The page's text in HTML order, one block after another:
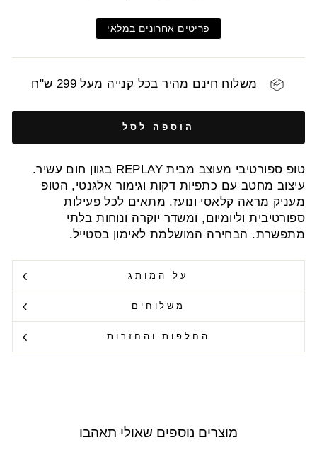
פריטים אחרונים במלאי
משלוח חינם מהיר בכל קנייה מעל 299 ש"ח
הוספה לסל
טופ ספורטיבי מעוצב מבית REPLAY בגוון חום עשיר.
עיצוב מחטב עם כתפיות דקות וגימור אלגנטי, הטופ
מעניק מראה קלאסי ונועז. מתאים לכל פעילות
ספורטיבית וליומיום, ומשדר יוקרה ונוחות בלתי
מתפשרת. הבחירה המושלמת לאימון בסטייל.
על המותג
משלוחים
החלפות והחזרות
מוצרים נוספים שאולי תאהבו